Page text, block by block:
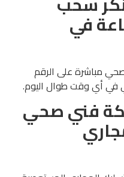
24 ساعة في
مباشرة على الرقم
فني صحي